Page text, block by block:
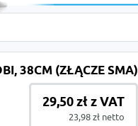
38CM (ZŁĄCZE SMA)
29,50 zł z VAT
23,98 zł netto